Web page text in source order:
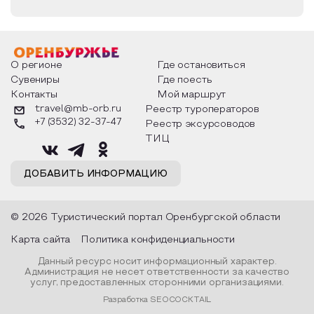
точкой участка.
Между древней нагорной равниной пенеплена и
долиной реки Урала почти вся территория
Айтуарской степи представляет систему
глубоких горных балок, проложенных
преимущественно с юга на север по
простиранию складчатости и пластов горных
на друга, как в геолого-геоморфологическом, так
заповедника.
структурам и литологии пород по-своему, но
есть и общие особенности. Практически все они
размыву пород — по алевролитам, слабым
О регионе
Где остановиться
Сувениры
Где поесть
Контакты
Мой маршрут
ДОБАВИТЬ ИНФОРМАЦИЮ
travel@mb-orb.ru
+7 (3532) 32-37-47
Реестр туроператоров
Реестр эксурсоводов
ТИЦ
© 2026 Туристический портал Оренбургской области
Карта сайта Политика конфиденциальности
Данный ресурс носит информационный характер.
Администрация не несет ответственности за качество
услуг, предоставленных сторонними организациями.
Разработка SEOCOCKTAIL